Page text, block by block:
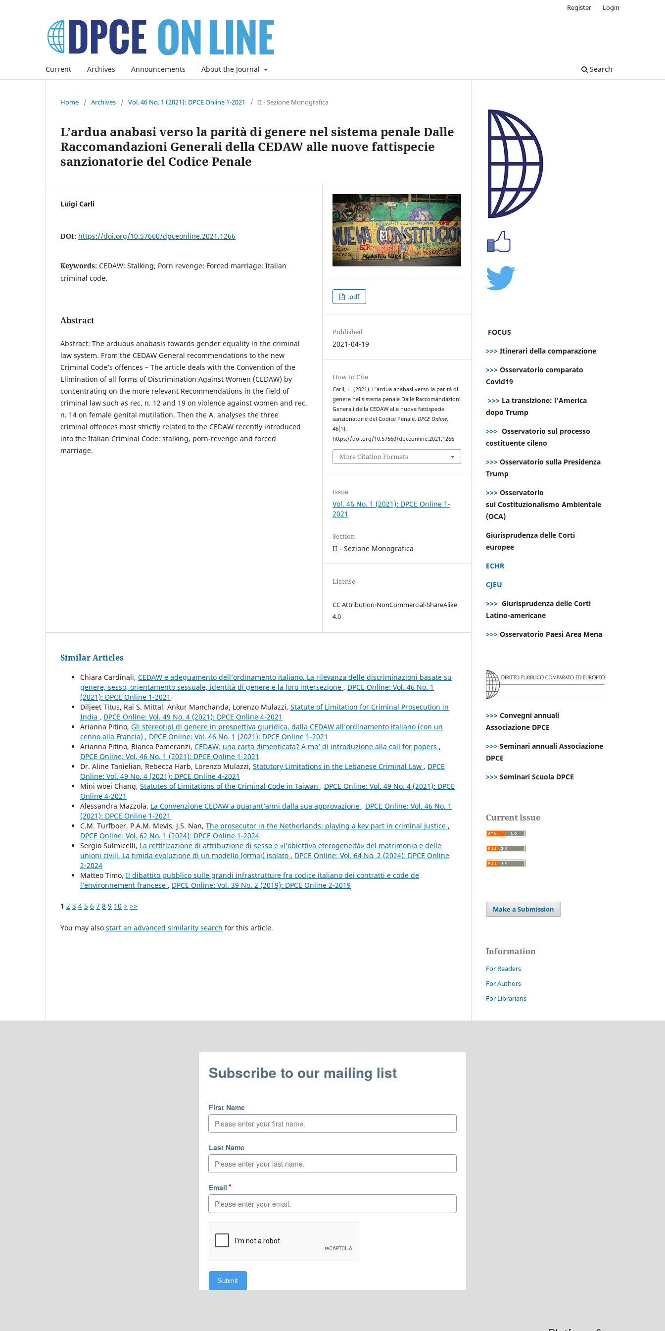
Current Archives Announcements About the Journal Search
Register Login
Home / Archives / Vol. 46 No. 1 (2021): DPCE Online 1-2021 / II - Sezione Monografica
L’ardua anabasi verso la parità di genere nel sistema penale Dalle
Raccomandazioni Generali della CEDAW alle nuove fattispecie
sanzionatorie del Codice Penale
Luigi Carli
DOI: https://doi.org/10.57660/dpceonline.2021.1266
Keywords: CEDAW; Stalking; Porn revenge; Forced marriage; Italian
criminal code.
Abstract
Abstract: The arduous anabasis towards gender equality in the criminal
law system. From the CEDAW General recommendations to the new
Criminal Code’s offences – The article deals with the Convention of the
Elimination of all forms of Discrimination Against Women (CEDAW) by
concentrating on the more relevant Recommendations in the field of
criminal law such as rec. n. 12 and 19 on violence against women and rec.
n. 14 on female genital mutilation. Then the A. analyses the three
criminal offences most strictly related to the CEDAW recently introduced
into the Italian Criminal Code: stalking, porn-revenge and forced
marriage.
.pdf
Published
2021-04-19
How to Cite
Carli, L. (2021). L’ardua anabasi verso la parità di
genere nel sistema penale Dalle Raccomandazioni
Generali della CEDAW alle nuove fattispecie
sanzionatorie del Codice Penale.DPCE Online,
46(1).
https://doi.org/10.57660/dpceonline.2021.1266
More Citation Formats
Issue
Vol. 46 No. 1 (2021): DPCE Online 1-
2021
Section
II - Sezione Monografica
License
CC Attribution-NonCommercial-ShareAlike
4.0
Similar Articles
Chiara Cardinali, CEDAW e adeguamento dell’ordinamento italiano. La rilevanza delle discriminazioni basate su
genere, sesso, orientamento sessuale, identità di genere e la loro intersezione , DPCE Online: Vol. 46 No. 1
(2021): DPCE Online 1-2021
Diljeet Titus, Rai S. Mittal, Ankur Manchanda, Lorenzo Mulazzi, Statute of Limitation for Criminal Prosecution in
India , DPCE Online: Vol. 49 No. 4 (2021): DPCE Online 4-2021
Arianna Pitino, Gli stereotipi di genere in prospettiva giuridica, dalla CEDAW all’ordinamento italiano (con un
cenno alla Francia) , DPCE Online: Vol. 46 No. 1 (2021): DPCE Online 1-2021
Arianna Pitino, Bianca Pomeranzi, CEDAW: una carta dimenticata? A mo’ di introduzione alla call for papers ,
DPCE Online: Vol. 46 No. 1 (2021): DPCE Online 1-2021
Dr. Aline Tanielian, Rebecca Harb, Lorenzo Mulazzi, Statutory Limitations in the Lebanese Criminal Law , DPCE
Online: Vol. 49 No. 4 (2021): DPCE Online 4-2021
Mini woei Chang, Statutes of Limitations of the Criminal Code in Taiwan , DPCE Online: Vol. 49 No. 4 (2021): DPCE
Online 4-2021
Alessandra Mazzola, La Convenzione CEDAW a quarant’anni dalla sua approvazione , DPCE Online: Vol. 46 No. 1
(2021): DPCE Online 1-2021
C.M. Turfboer, P.A.M. Mevis, J.S. Nan, The prosecutor in the Netherlands: playing a key part in criminal Justice ,
DPCE Online: Vol. 62 No. 1 (2024): DPCE Online 1-2024
Sergio Sulmicelli, La rettificazione di attribuzione di sesso e «l’obiettiva eterogeneità» del matrimonio e delle
unioni civili. La timida evoluzione di un modello (ormai) isolato , DPCE Online: Vol. 64 No. 2 (2024): DPCE Online
2-2024
Matteo Timo, Il dibattito pubblico sulle grandi infrastrutture fra codice italiano dei contratti e code de
l’environnement francese , DPCE Online: Vol. 39 No. 2 (2019): DPCE Online 2-2019
1 2 3 4 5 6 7 8 9 10 > >>
You may also start an advanced similarity search for this article.
FOCUS
>>> Itinerari della comparazione
>>> Osservatorio comparato
Covid19
>>> La transizione: l’America
dopo Trump
>>> Osservatorio sul processo
costituente cileno
>>> Osservatorio sulla Presidenza
Trump
>>> Osservatorio
sul Costituzionalismo Ambientale
(OCA)
Giurisprudenza delle Corti
europee
ECHR
CJEU
>>> Giurisprudenza delle Corti
Latino-americane
>>> Osservatorio Paesi Area Mena
>>> Convegni annuali
Associazione DPCE
>>> Seminari annuali Associazione
DPCE
>>> Seminari Scuola DPCE
Current Issue
Make a Submission
Information
For Readers
For Authors
For Librarians